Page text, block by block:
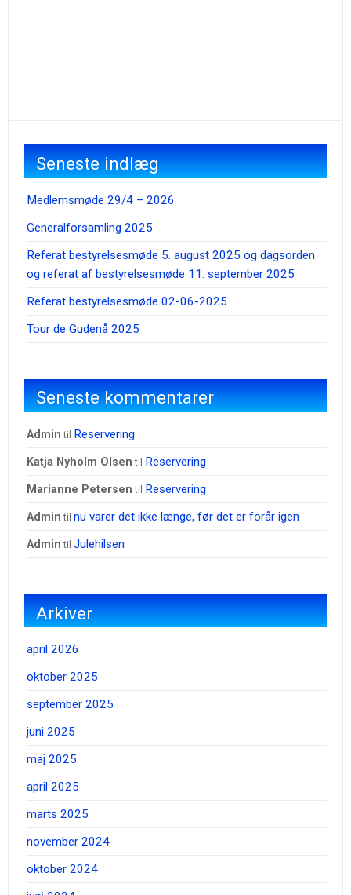
Seneste indlæg
Medlemsmøde 29/4 – 2026
Generalforsamling 2025
Referat bestyrelsesmøde 5. august 2025 og dagsorden
og referat af bestyrelsesmøde 11. september 2025
Referat bestyrelsesmøde 02-06-2025
Tour de Gudenå 2025
Seneste kommentarer
admin til Reservering
Katja Nyholm Olsen til Reservering
Marianne Petersen til Reservering
admin til nu varer det ikke længe, før det er forår igen
admin til Julehilsen
Arkiver
april 2026
oktober 2025
september 2025
juni 2025
maj 2025
april 2025
marts 2025
november 2024
oktober 2024